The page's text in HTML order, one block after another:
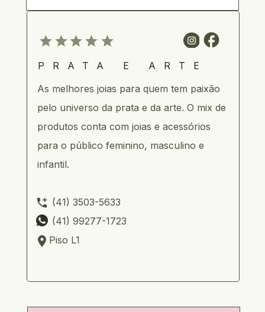
PRATA E ARTE
As melhores joias para quem tem paixão
pelo universo da prata e da arte. O mix de
produtos conta com joias e acessórios
para o público feminino, masculino e
infantil.
(41) 3503-5633
(41) 99277-1723
Piso L1